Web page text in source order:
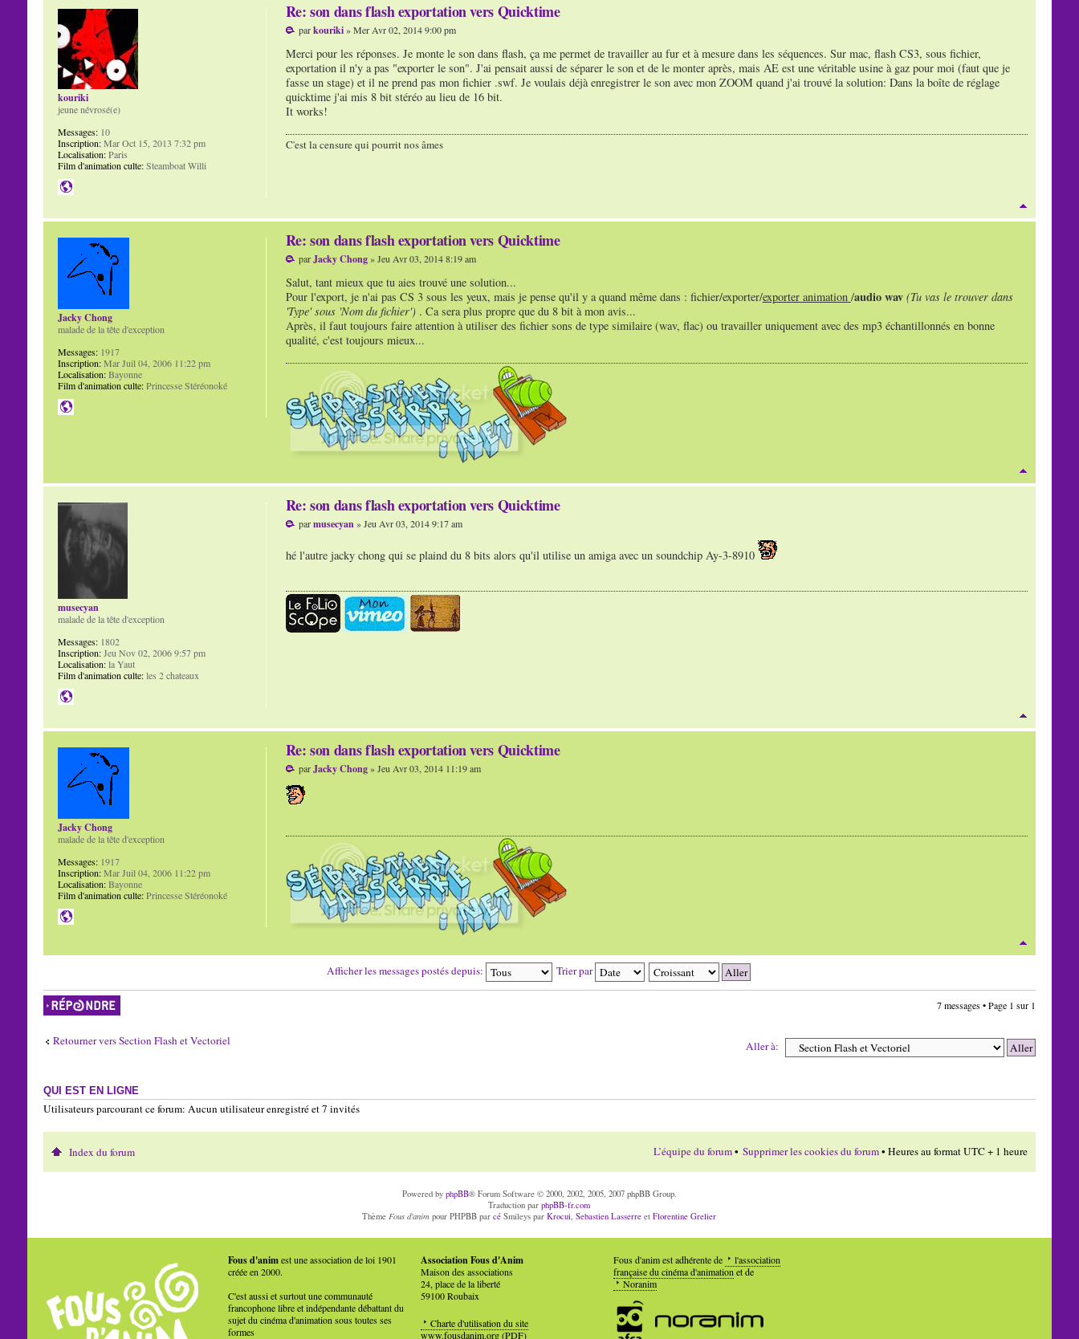
Re: son dans flash exportation vers Quicktime
parkouriki» Mer Avr 02, 2014 9:00 pm
Merci pour les réponses. Je monte le son dans flash, ça me permet de travailler au fur et à mesure dans les séquences. Sur mac, flash CS3, sous fichier,
exportation il n'y a pas "exporter le son". J'ai pensait aussi de séparer le son et de le monter après, mais AE est une véritable usine à gaz pour moi (faut que je
fasse un stage) et il ne prend pas mon fichier .swf. Je voulais déjà enregistrer le son avec mon ZOOM quand j'ai trouvé la solution: Dans la boîte de réglage
quicktime j'ai mis 8 bit stéréo au lieu de 16 bit.
It works!
C'est la censure qui pourrit nos âmes
kouriki
jeune névrosé(e)
Messages:10
Inscription:Mar Oct 15, 2013 7:32 pm
Localisation:Paris
Film d'animation culte:Steamboat Willi
Re: son dans flash exportation vers Quicktime
parJacky Chong» Jeu Avr 03, 2014 8:19 am
Salut, tant mieux que tu aies trouvé une solution...
Pour l'export, je n'ai pas CS 3 sous les yeux, mais je pense qu'il y a quand même dans : fichier/exporter/exporter animation /audio wav (Tu vas le trouver dans
'Type' sous 'Nom du fichier') . Ca sera plus propre que du 8 bit à mon avis...
Après, il faut toujours faire attention à utiliser des fichier sons de type similaire (wav, flac) ou travailler uniquement avec des mp3 échantillonnés en bonne
qualité, c'est toujours mieux...
Jacky Chong
malade de la tête d'exception
Messages:1917
Inscription:Mar Juil 04, 2006 11:22 pm
Localisation:Bayonne
Film d'animation culte:Princesse Stéréonoké
Re: son dans flash exportation vers Quicktime
parmusecyan» Jeu Avr 03, 2014 9:17 am
hé l'autre jacky chong qui se plaind du 8 bits alors qu'il utilise un amiga avec un soundchip Ay-3-8910
musecyan
malade de la tête d'exception
Messages:1802
Inscription:Jeu Nov 02, 2006 9:57 pm
Localisation:la Yaut
Film d'animation culte:les 2 chateaux
Re: son dans flash exportation vers Quicktime
parJacky Chong» Jeu Avr 03, 2014 11:19 am
Jacky Chong
malade de la tête d'exception
Messages:1917
Inscription:Mar Juil 04, 2006 11:22 pm
Localisation:Bayonne
Film d'animation culte:Princesse Stéréonoké
Afficher les messages postés depuis: Trier par
Répondre 7 messages • Page 1 sur 1
Retourner vers Section Flash et Vectoriel Aller à:
QUI EST EN LIGNE
Utilisateurs parcourant ce forum: Aucun utilisateur enregistré et 7 invités
Index du forum L’équipe du forum• Supprimer les cookies du forum• Heures au format UTC + 1 heure
Powered by phpBB® Forum Software © 2000, 2002, 2005, 2007 phpBB Group.
Traduction parphpBB-fr.com
Thème Fous d'anim pour PHPBB parcé Smileys parKrocui ,Sebastien Lasserre etFlorentine Grelier
Fous d'animest une association de loi 1901
créée en 2000.
C'est aussi et surtout une communauté
francophone libre et indépendante débattant du
sujet du cinéma d'animation sous toutes ses
formes
Association Fous d'Anim
Maison des associations
24, place de la liberté
59100 Roubaix
Charte d'utilisation du site
www.fousdanim.org(PDF)
Fous d'anim est adhérente de
l'association
française du cinéma d'animation et de
Noranim